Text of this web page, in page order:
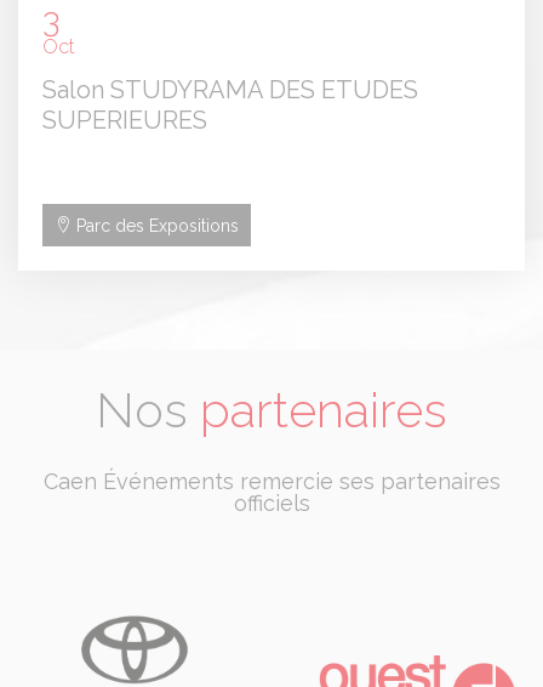
3
Oct
Salon STUDYRAMA DES ETUDES
SUPERIEURES
Parc des Expositions
Nos partenaires
Caen Événements remercie ses partenaires
officiels